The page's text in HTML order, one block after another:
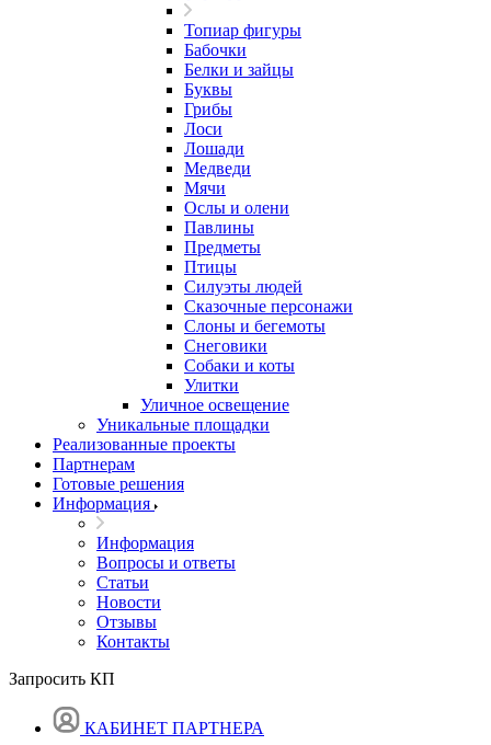
Топиар фигуры
Бабочки
Белки и зайцы
Буквы
Грибы
Лоси
Лошади
Медведи
Мячи
Ослы и олени
Павлины
Предметы
Птицы
Силуэты людей
Сказочные персонажи
Слоны и бегемоты
Снеговики
Собаки и коты
Улитки
Уличное освещение
Уникальные площадки
Реализованные проекты
Партнерам
Готовые решения
Информация
Информация
Вопросы и ответы
Статьи
Новости
Отзывы
Контакты
Запросить КП
КАБИНЕТ ПАРТНЕРА